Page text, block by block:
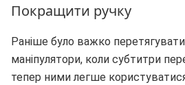
Покращити ручку
Раніше було важко
маніпулятори, коли субтитри
тепер ними легше